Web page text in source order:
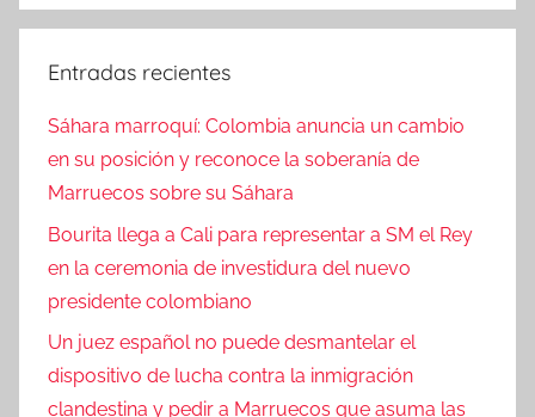
Entradas recientes
Sáhara marroquí: Colombia anuncia un cambio
en su posición y reconoce la soberanía de
Marruecos sobre su Sáhara
Bourita llega a Cali para representar a SM el Rey
en la ceremonia de investidura del nuevo
presidente colombiano
Un juez español no puede desmantelar el
dispositivo de lucha contra la inmigración
clandestina y pedir a Marruecos que asuma las